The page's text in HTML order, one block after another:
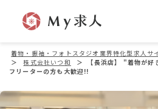
着物・振袖・フォトスタジオ業界特化型求人サ
＞
株式会社いつ和 ＞
【長浜店】 "着物が好
フリーターの方も大歓迎!!